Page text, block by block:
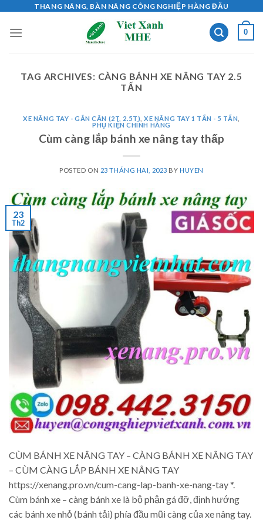
content
THANG NÂNG, BÀN NÂNG CÔNG NGHIỆP HÀNG ĐẦU
0
TAG ARCHIVES: CÀNG BÁNH XE NÂNG TAY 2.5
TẤN
XE NÂNG TAY - GẮN CÂN (2T, 2.5T) ,XE NÂNG TAY 1 TẤN - 5 TẤN
PHỤ KIỆN CHÍNH HÃNG
Cùm càng lắp bánh xe nâng tay thấp
POSTED ON 23 THÁNG HAI, 2023 BYHUYEN
23
Th2
CÙM BÁNH XE NÂNG TAY – CÀNG BÁNH XE NÂNG TAY
– CÙM CÀNG LẮP BÁNH XE NÂNG TAY
https://xenang.pro.vn/cum-cang-lap-banh-xe-nang-tay *.
Cùm bánh xe – càng bánh xe là bộ phận gá đỡ, định hướng
các bánh xe nhỏ (bánh tải) phía đầu mũi càng của xe nâng tay.